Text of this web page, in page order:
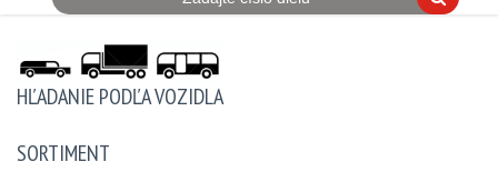
HĽADANIE PODĽA VOZIDLA
SORTIMENT